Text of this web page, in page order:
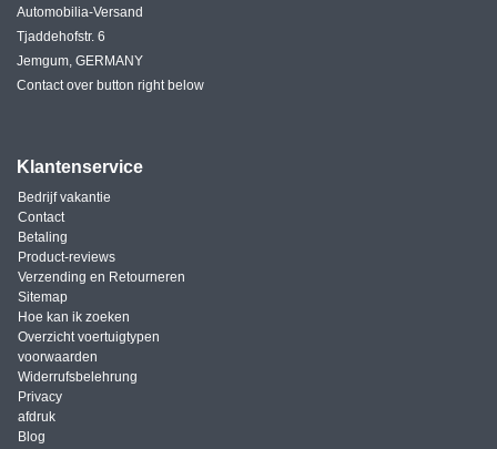
Automobilia-Versand
Tjaddehofstr. 6
Jemgum, GERMANY
Contact over button right below
Klantenservice
Bedrijf vakantie
Contact
Betaling
Product-reviews
Verzending en Retourneren
Sitemap
Hoe kan ik zoeken
Overzicht voertuigtypen
voorwaarden
Widerrufsbelehrung
Privacy
afdruk
Blog